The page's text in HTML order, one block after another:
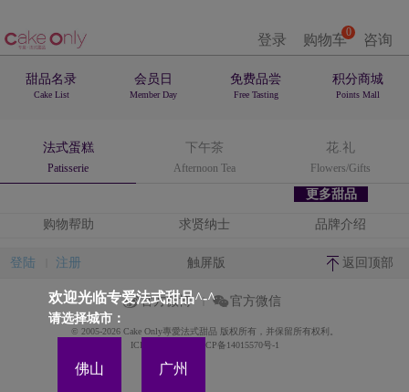
登录 0
购物车 咨询
甜品名录
Cake List
会员日
Member Day
免费品尝
Free Tasting
积分商城
Points Mall
法式蛋糕
Patisserie
下午茶
Afternoon Tea
花.礼
Flowers/Gifts
更多甜品
欢迎光临专爱法式甜品^-^
请选择城市：
佛山 广州
购物帮助 求贤纳士 品牌介绍
登陆 注册 触屏版 返回顶部
官方微博 官方微信
© 2005-2026 Cake Only專愛法式甜品 版权所有，并保留所有权利。
ICP备案证书号:粤ICP备14015570号-1